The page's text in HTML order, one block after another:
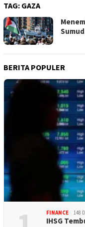
TAG: GAZA
BERITA POPULER
FINANCE 148
IHSG